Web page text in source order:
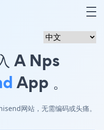
A Nps
App 。
网站，无需编码或头痛。